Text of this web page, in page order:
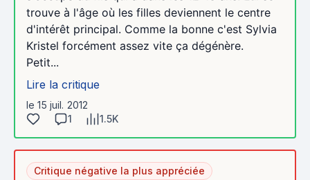
trouve à l'âge où les filles deviennent le centre
d'intérêt principal. Comme la bonne c'est Sylvia
Kristel forcément assez vite ça dégénère.
Petit...
Lire la critique
le 15 juil. 2012
1
1.5K
Critique négative la plus appréciée